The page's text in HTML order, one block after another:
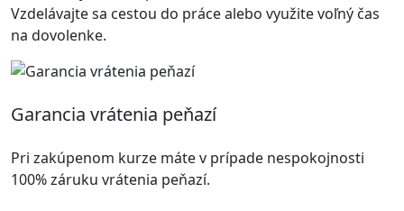
Vzdelávajte sa cestou do práce alebo využite voľný čas
na dovolenke.
Garancia vrátenia peňazí
Pri zakúpenom kurze máte v prípade nespokojnosti
100% záruku vrátenia peňazí.